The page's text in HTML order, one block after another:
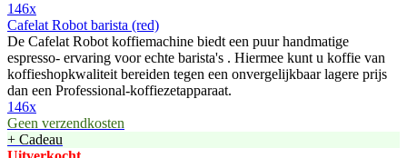
146x
Cafelat Robot barista (red)
De Cafelat Robot koffiemachine biedt een puur handmatige
espresso- ervaring voor echte barista's . Hiermee kunt u koffie van
koffieshopkwaliteit bereiden tegen een onvergelijkbaar lagere prijs
dan een Professional-koffiezetapparaat.
146x
Geen verzendkosten
+ Cadeau